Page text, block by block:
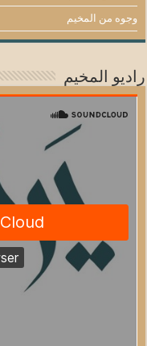
وجوه من المخيم
راديو المخيم